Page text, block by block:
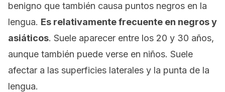
benigno que también causa puntos negros en la
lengua. Es relativamente frecuente en negros y
asiáticos. Suele aparecer entre los 20 y 30 años,
aunque también puede verse en niños. Suele
afectar a las superficies laterales y la punta de la
lengua.